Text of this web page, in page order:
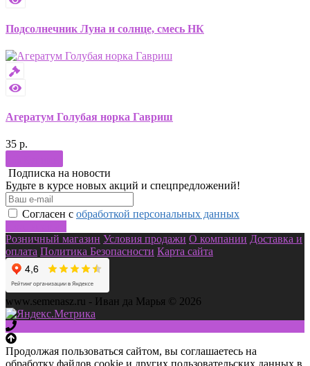
Подсолнечник Луна и солнце, смесь НК
Агератум Голубая норка Гавриш
35 р.
Подписка на новости
Будьте в курсе новых акций и спецпредложений!
Согласен с обработкой персональных данных
Розничный магазин Условия продажи О компании Доставка и
оплата Политика Безопасности Карта сайта
www.semenasz.ru - Иван да Марья © 2026
Продолжая пользоваться сайтом, вы соглашаетесь на